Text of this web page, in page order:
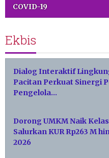
COVID-19
Ekbis
Dialog Interaktif
Pacitan Perkuat Sinergi
Pengelola…
Dorong UMKM Naik
Salurkan KUR Rp263 M
2026